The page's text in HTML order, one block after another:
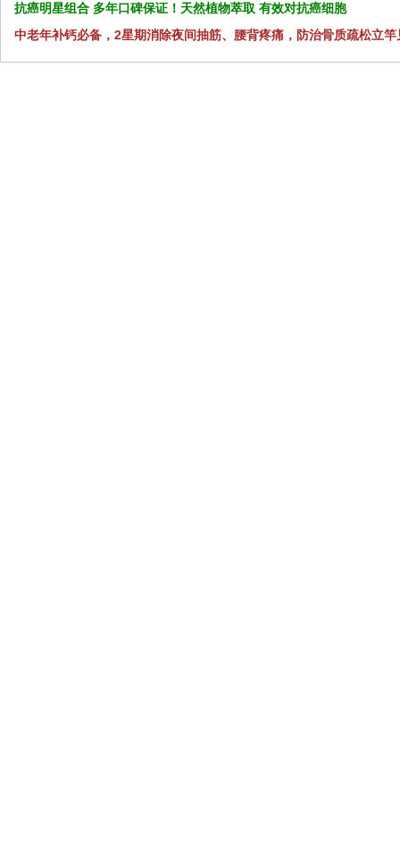
抗癌明星组合 多年口碑保证！天然植物萃取 有效对抗癌细胞
中老年补钙必备，2星期消除夜间抽筋、腰背疼痛，防治骨质疏松立竿